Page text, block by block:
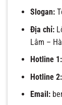
Slogan:
Địa chỉ:
Lâm –
Hotline 1:
Hotline 2:
Email: